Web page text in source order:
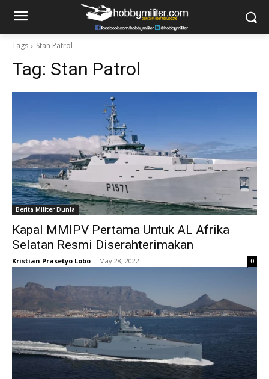
Tags Stan Patrol
Tag: Stan Patrol
Berita Militer Dunia
Kapal MMIPV Pertama Untuk AL Afrika
Selatan Resmi Diserahterimakan
Kristian Prasetyo Lobo - May 28, 2022 0